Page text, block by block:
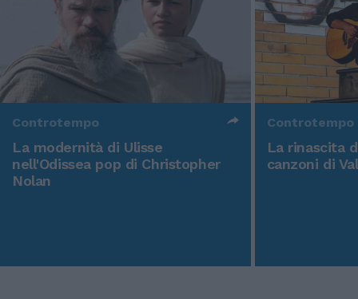
Controtempo
La modernità di Ulisse
nell'Odissea pop di Christopher
Nolan
Controtempo
La rinascita
canzoni di